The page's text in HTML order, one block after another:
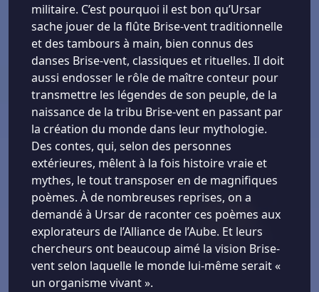
militaire. C’est pourquoi il est bon qu’Ursar
sache jouer de la flûte Brise-vent traditionnelle
et des tambours à main, bien connus des
danses Brise-vent, classiques et rituelles. Il doit
aussi endosser le rôle de maître conteur pour
transmettre les légendes de son peuple, de la
naissance de la tribu Brise-vent en passant par
la création du monde dans leur mythologie.
Des contes, qui, selon des personnes
extérieures, mêlent à la fois histoire vraie et
mythes, le tout transposer en de magnifiques
poèmes. À de nombreuses reprises, on a
demandé à Ursar de raconter ces poèmes aux
explorateurs de l’Alliance de l’Aube. Et leurs
chercheurs ont beaucoup aimé la vision Brise-
vent selon laquelle le monde lui-même serait «
un organisme vivant ».